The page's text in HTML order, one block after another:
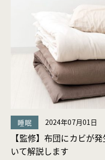
睡眠 2024年07月01日
【監修】布団にカビが
いて解説します